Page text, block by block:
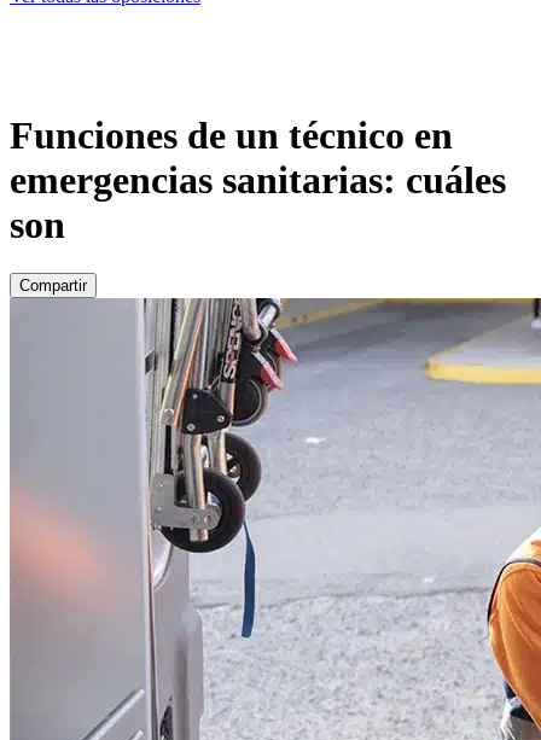
Funciones de un técnico en
emergencias sanitarias: cuáles
son
Compartir